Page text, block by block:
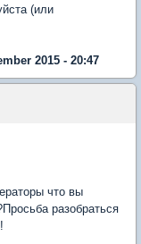
(или
2015 - 20:47
что вы
разобраться